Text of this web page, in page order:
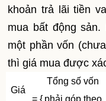
khoản trả lãi tiền
mua bất động
một phần vốn
thì giá mua được
Giá
= {
Tổng số vốn
phải góp theo